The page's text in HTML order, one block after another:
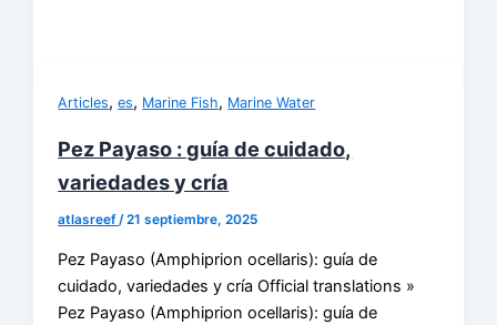
Articles,es, Marine Fish, Marine Water
Pez Payaso : guía de cuidado,
variedades y cría
atlasreef/21 septiembre, 2025
Pez Payaso (Amphiprion ocellaris): guía de
cuidado, variedades y cría Official translations »
Pez Payaso (Amphiprion ocellaris): guía de